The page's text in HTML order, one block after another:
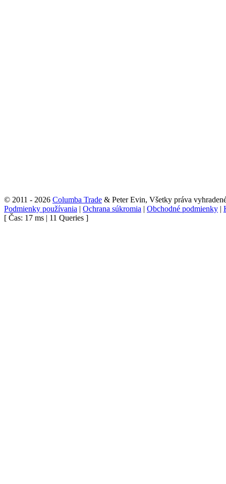
© 2011 - 2026 Columba Trade & Peter Evin, Všetky práva
Podmienky používania | Ochrana súkromia | Obchodné podmienky |
[ Čas: 17 ms | 11 Queries ]